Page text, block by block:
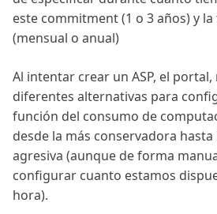
este commitment (1 o 3 años) y
(mensual o anual)
Al intentar crear un ASP, el
diferentes alternativas para
función del consumo de
desde la más conservadora
agresiva (aunque de forma
configurar cuanto estamos
hora).